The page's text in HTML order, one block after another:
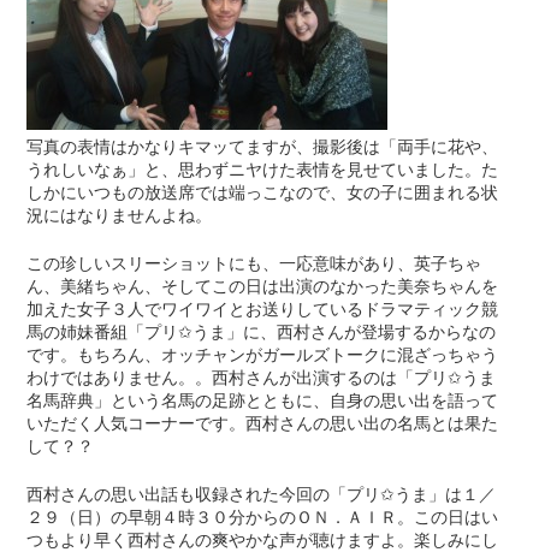
写真の表情はかなりキマッてますが、撮影後は「両手に花や、
うれしいなぁ」と、思わずニヤけた表情を見せていました。た
しかにいつもの放送席では端っこなので、女の子に囲まれる状
況にはなりませんよね。
この珍しいスリーショットにも、一応意味があり、英子ちゃ
ん、美緒ちゃん、そしてこの日は出演のなかった美奈ちゃんを
加えた女子３人でワイワイとお送りしているドラマティック競
馬の姉妹番組「プリ✩うま」に、西村さんが登場するからなの
です。もちろん、オッチャンがガールズトークに混ざっちゃう
わけではありません。。西村さんが出演するのは「プリ✩うま
名馬辞典」という名馬の足跡とともに、自身の思い出を語って
いただく人気コーナーです。西村さんの思い出の名馬とは果た
して？？
西村さんの思い出話も収録された今回の「プリ✩うま」は１／
２９（日）の早朝４時３０分からのＯＮ．ＡＩＲ。この日はい
つもより早く西村さんの爽やかな声が聴けますよ。楽しみにし